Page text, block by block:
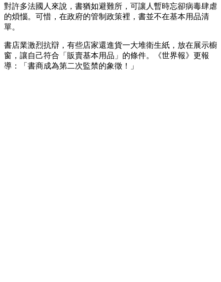
對許多法國人來說，書猶如避難所，可讓人暫時忘卻病毒肆虐
的煩惱。可惜，在政府的管制政策裡，書並不在基本用品清
單。
書店業激烈抗辯，有些店家還進貨一大堆衛生紙，放在展示櫥
窗，讓自己符合「販賣基本用品」的條件。《世界報》更報
導：「書商成為第二次監禁的象徵！」